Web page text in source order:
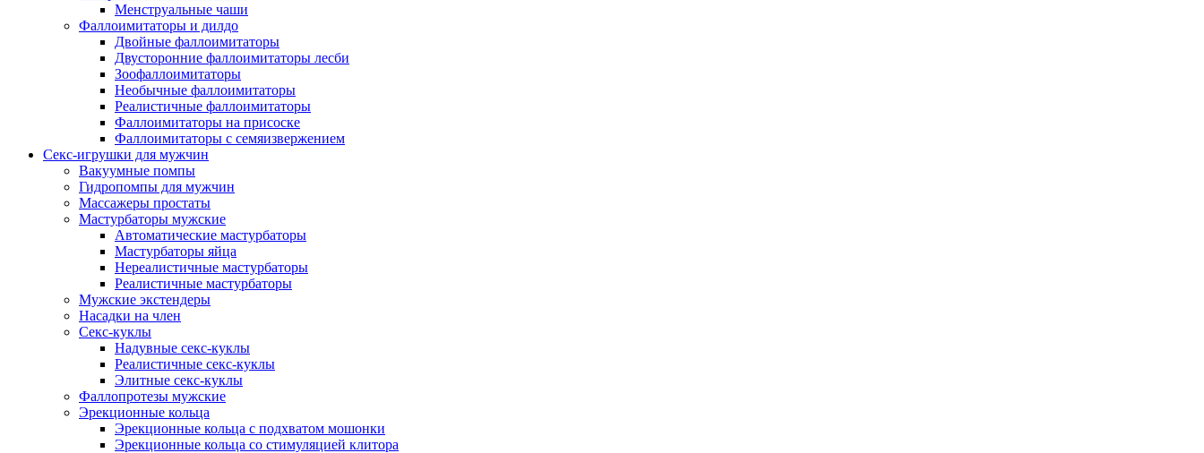
Менструальные чаши
Фаллоимитаторы и дилдо
Двойные фаллоимитаторы
Двусторонние фаллоимитаторы лесби
Зоофаллоимитаторы
Необычные фаллоимитаторы
Реалистичные фаллоимитаторы
Фаллоимитаторы на присоске
Фаллоимитаторы с семяизвержением
Секс-игрушки для мужчин
Вакуумные помпы
Гидропомпы для мужчин
Массажеры простаты
Мастурбаторы мужские
Автоматические мастурбаторы
Мастурбаторы яйца
Нереалистичные мастурбаторы
Реалистичные мастурбаторы
Мужские экстендеры
Насадки на член
Секс-куклы
Надувные секс-куклы
Реалистичные секс-куклы
Элитные секс-куклы
Фаллопротезы мужские
Эрекционные кольца
Эрекционные кольца с подхватом мошонки
Эрекционные кольца со стимуляцией клитора